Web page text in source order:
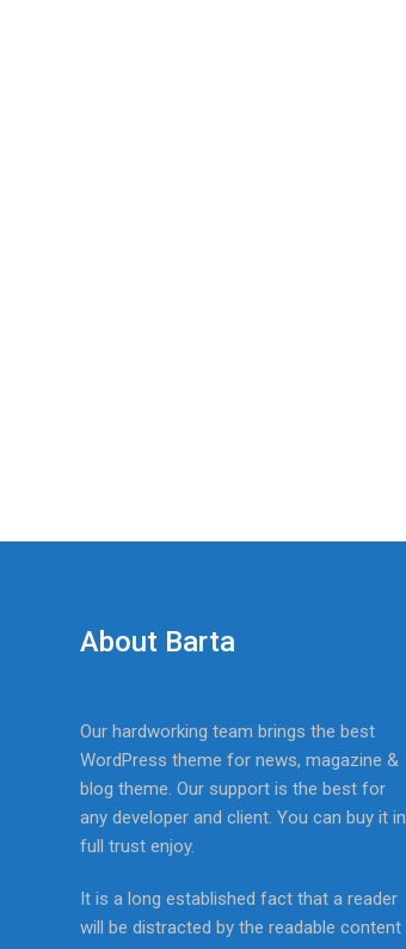
About Barta
Our hardworking team brings the best
WordPress theme for news, magazine &
blog theme. Our support is the best for
any developer and client. You can buy it in
full trust enjoy.
It is a long established fact that a reader
will be distracted by the readable content